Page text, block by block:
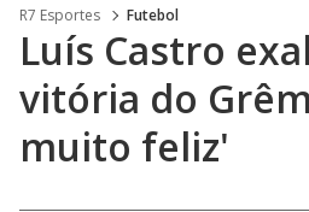
R7 Esportes Futebol
Luís Castro
vitória do
muito feliz'